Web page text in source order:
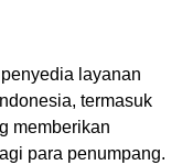
layanan
termasuk
memberikan
para penumpang.